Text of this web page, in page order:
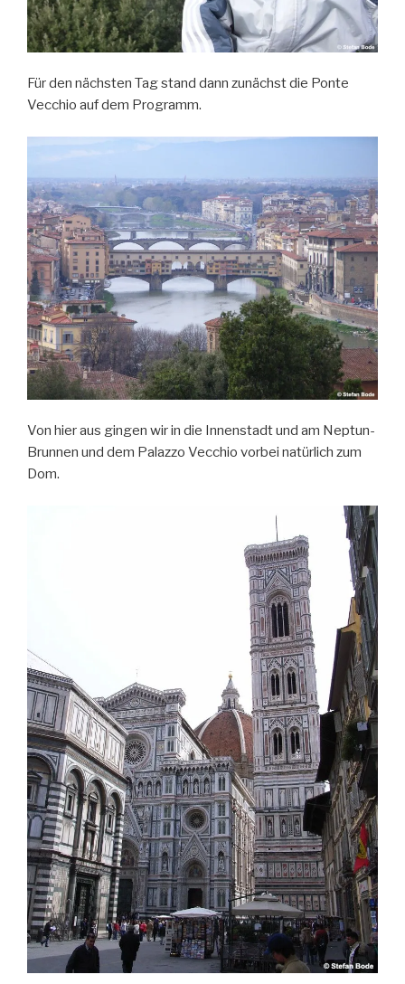
Für den nächsten Tag stand dann zunächst die Ponte
Vecchio auf dem Programm.
Von hier aus gingen wir in die Innenstadt und am Neptun-
Brunnen und dem Palazzo Vecchio vorbei natürlich zum
Dom.